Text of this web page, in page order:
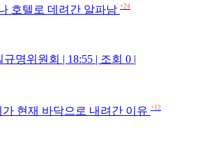
호텔로 데려간 알파남 +24
명위원회 | 18:55 | 조회 0 |
현재 바닥으로 내려간 이유 +12